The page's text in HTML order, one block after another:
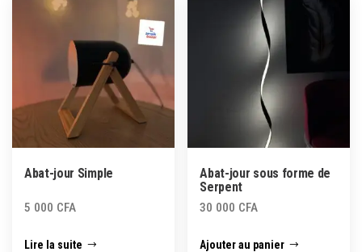
Abat-jour Simple
5 000 CFA
Lire la suite
Abat-jour sous forme de
Serpent
30 000 CFA
Ajouter au panier